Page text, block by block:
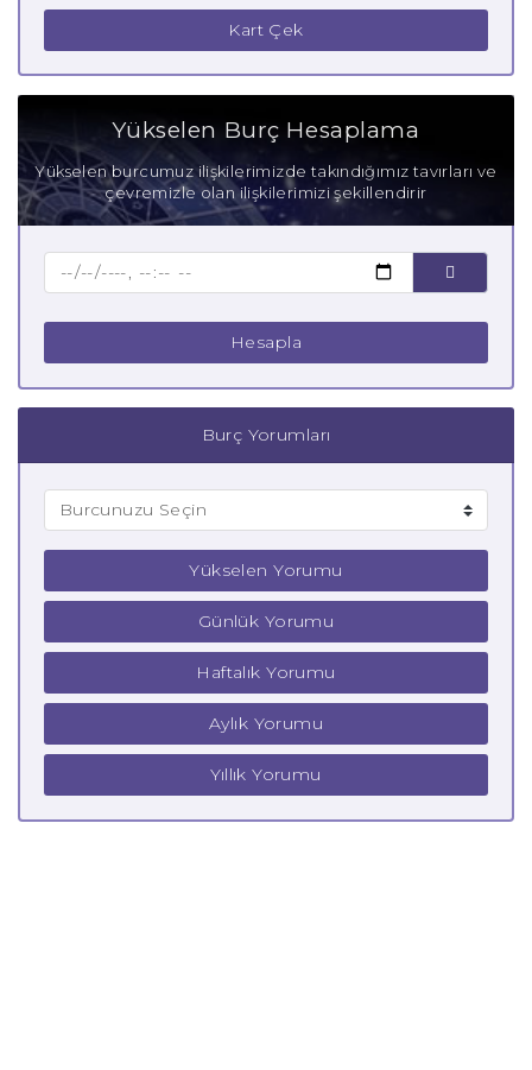
Akrep Burcu Güçlü Yanları
Akrep Burcu Zayıf Yanları
Anne Akrep Burcu
Baba Akrep Burcu
Kart Çek
Yükselen Burç Hesaplama
Yükselen burcumuz ilişkilerimizde takındığımız tavırları ve
çevremizle olan ilişkilerimizi şekillendirir
Hesapla
Burç Yorumları
Yükselen Yorumu
Günlük Yorumu
Haftalık Yorumu
Aylık Yorumu
Yıllık Yorumu